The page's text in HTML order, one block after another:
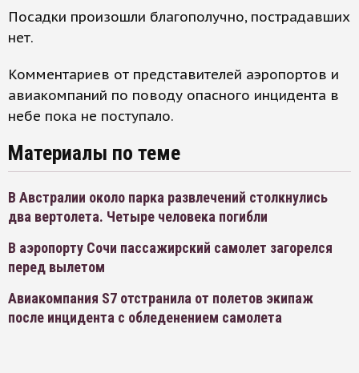
Посадки произошли благополучно, пострадавших
нет.
Комментариев от представителей аэропортов и
авиакомпаний по поводу опасного инцидента в
небе пока не поступало.
Материалы по теме
В Австралии около парка развлечений столкнулись
два вертолета. Четыре человека погибли
В аэропорту Сочи пассажирский самолет загорелся
перед вылетом
Авиакомпания S7 отстранила от полетов экипаж
после инцидента с обледенением самолета